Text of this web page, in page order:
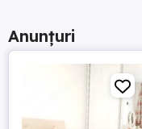
Anunțuri